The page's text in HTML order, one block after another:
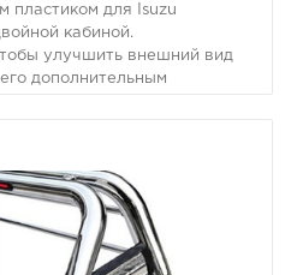
пластиком для Isuzu
кабиной.
улучшить внешний вид
дополнительным
элементы для
функций. Внешняя
и может быть окрашена по
белой.